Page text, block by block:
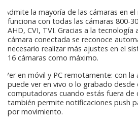
Admite la mayoría de las cámaras en
funciona con todas las cámaras 800-
AHD, CVI, TVI. Gracias a la
cámara conectada se reconoce
necesario realizar más ajustes en el
16 cámaras como máximo.
Ver en móvil y PC remotamente: con
puede ver en vivo o lo grabado
computadoras cuando estás fuera de
también permite notificaciones push
por movimiento.